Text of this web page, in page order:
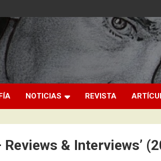
NOTICIAS REVISTA
& Interviews’